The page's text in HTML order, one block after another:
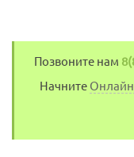
Позвоните нам
Начните